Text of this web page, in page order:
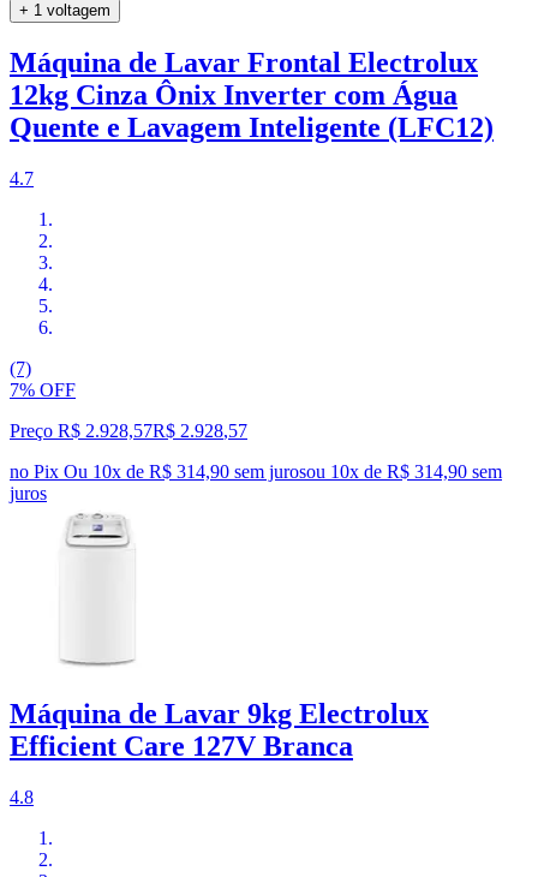
+ 1 voltagem
Máquina de Lavar Frontal Electrolux
12kg Cinza Ônix Inverter com Água
Quente e Lavagem Inteligente (LFC12)
4.7
(7)
7% OFF
Preço R$ 2.928,57R$ 2.928,57
no Pix Ou 10x de R$ 314,90 sem jurosou 10x de R$ 314,90 sem
juros
Máquina de Lavar 9kg Electrolux
Efficient Care 127V Branca
4.8